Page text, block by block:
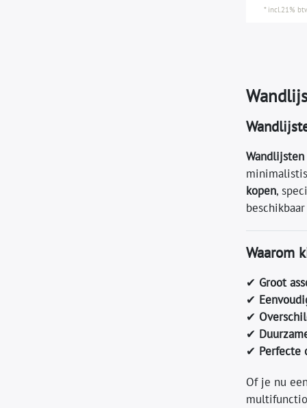
* incl.21%
Wandlijsten
kopen,
Waarom
✔ Groot
✔
✔
✔
✔ Perfecte
Of je nu